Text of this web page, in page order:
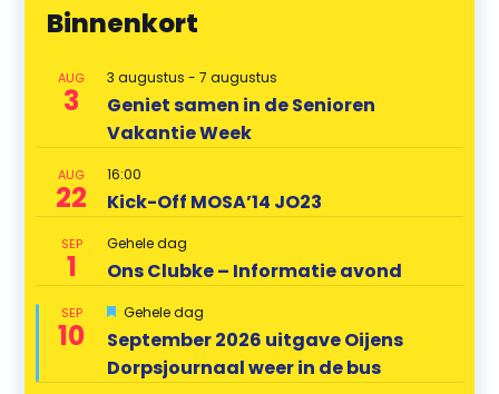
Binnenkort
AUG
3
3 augustus -7 augustus
Geniet samen in de Senioren
Vakantie Week
AUG
22
16:00
Kick-Off MOSA’14 JO23
SEP
1
Gehele dag
Ons Clubke – Informatie avond
SEP
10
U
t
g
e
Gehele dag
September 2026 uitgave Oijens
Dorpsjournaal weer in de bus